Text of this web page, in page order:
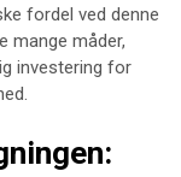
fordel ved denne
mange måder,
investering for